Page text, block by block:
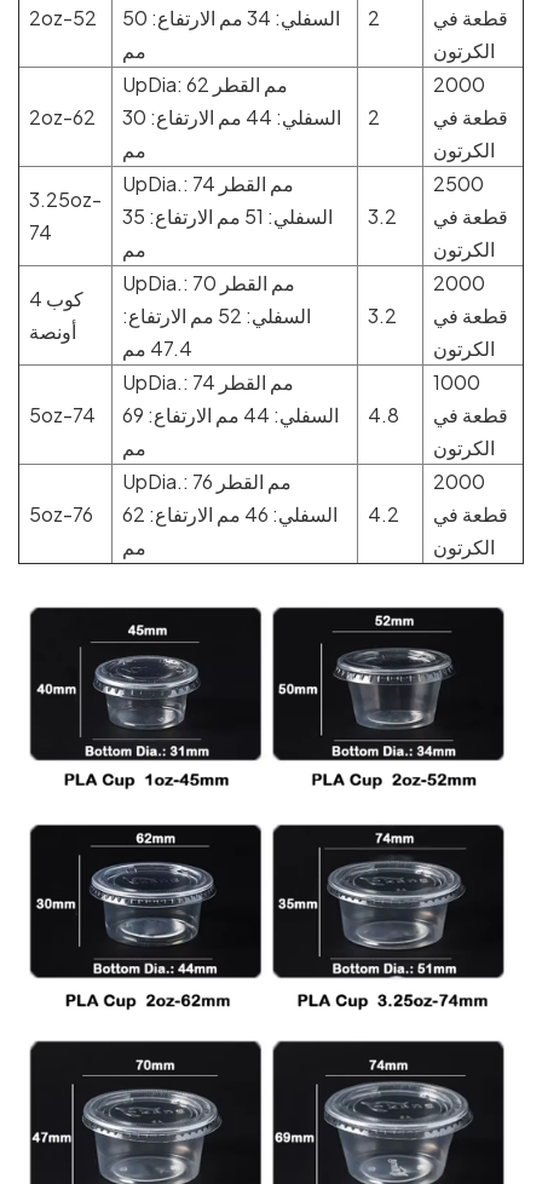
2oz-52
السفلي: 34 مم الارتفاع: 50
مم
2
قطعة في
الكرتون
2oz-62
UpDia: 62 مم القطر
السفلي: 44 مم الارتفاع: 30
مم
2
2000
قطعة في
الكرتون
3.25oz-
74
UpDia.: 74 مم القطر
السفلي: 51 مم الارتفاع: 35
مم
3.2
2500
قطعة في
الكرتون
كوب 4
أونصة
UpDia.: 70 مم القطر
السفلي: 52 مم الارتفاع:
47.4 مم
3.2
2000
قطعة في
الكرتون
5oz-74
UpDia.: 74 مم القطر
السفلي: 44 مم الارتفاع: 69
مم
4.8
1000
قطعة في
الكرتون
5oz-76
UpDia.: 76 مم القطر
السفلي: 46 مم الارتفاع: 62
مم
4.2
2000
قطعة في
الكرتون